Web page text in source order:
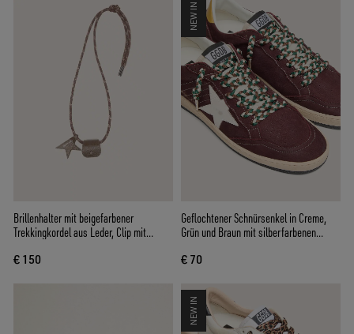
Brillenhalter mit beigefarbener
Trekkingkordel aus Leder, Clip mit
€ 150
NEW IN
Geflochtener Schnürsenkel in Creme,
Grün und Braun mit silberfarbenen
€ 70
NEW IN